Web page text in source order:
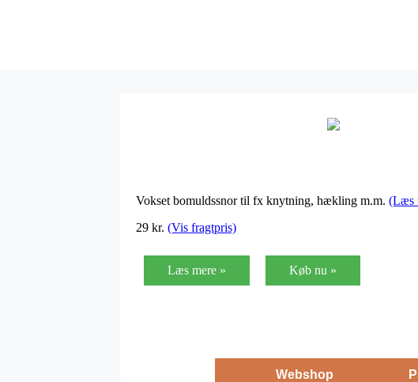
Vokset bomuldssnor til fx knytning, hækling m.m. (Læs
29 kr. (Vis fragtpris)
Læs mere » Køb nu »
Webshop